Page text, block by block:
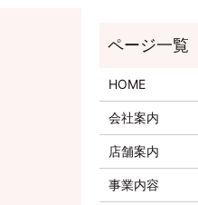
HOME
会社案内
店舗案内
事業内容